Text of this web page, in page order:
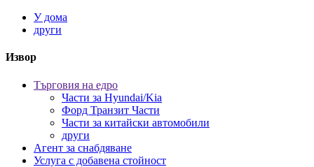
У дома
други
Извор
Търговия на едро
Части за Hyundai/Kia
Форд Транзит Части
Части за китайски автомобили
други
Агент за снабдяване
Услуга с добавена стойност